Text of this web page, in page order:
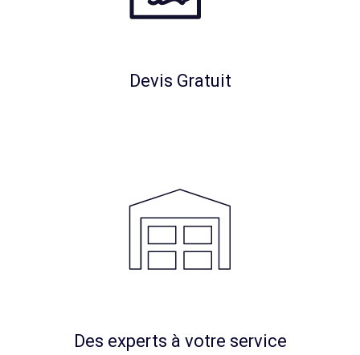
Devis Gratuit
Des experts à votre service